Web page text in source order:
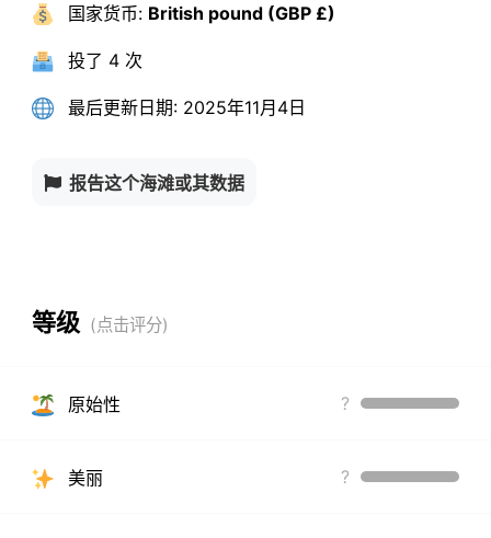
国家货币: British pound (GBP £)
投了 4 次
最后更新日期:2025年11月4日
报告这个海滩或其数据
等级
原始性 ?
美丽 ?